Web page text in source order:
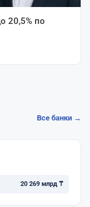
20,5% по
Все банки →
20 269 млрд ₸